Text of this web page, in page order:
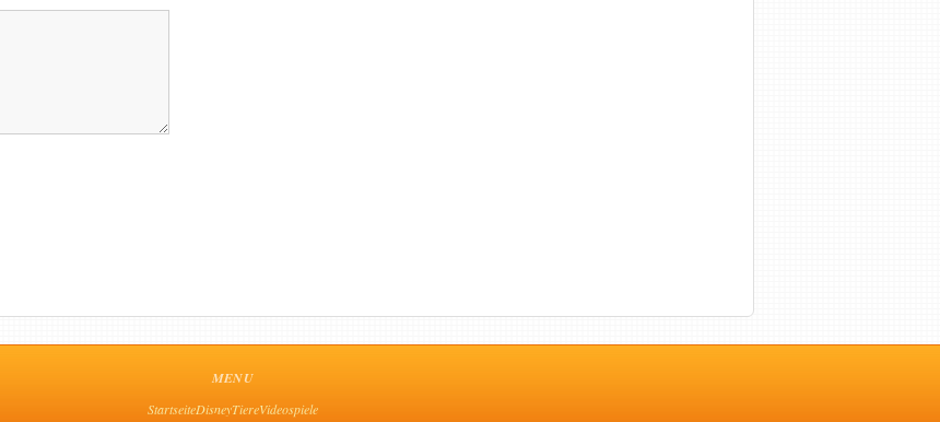
MENU
StartseiteDisneyTiereVideospiele